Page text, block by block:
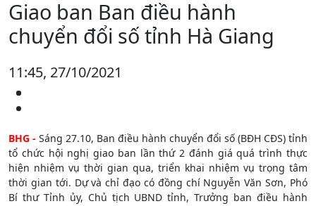
Giao ban Ban điều hành
chuyển đổi số tỉnh Hà Giang
11:45, 27/10/2021
BHG - Sáng 27.10, Ban điều hành chuyển đổi số (BĐH CĐS) tỉnh
tổ chức hội nghị giao ban lần thứ 2 đánh giá quá trình thực
hiện nhiệm vụ thời gian qua, triển khai nhiệm vụ trọng tâm
thời gian tới. Dự và chỉ đạo có đồng chí Nguyễn Văn Sơn, Phó
Bí thư Tỉnh ủy, Chủ tịch UBND tỉnh, Trưởng ban điều hành